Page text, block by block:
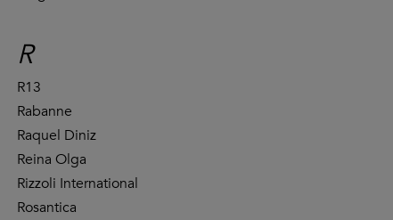
R
R13
Rabanne
Raquel Diniz
Reina Olga
Rizzoli International
Rosantica